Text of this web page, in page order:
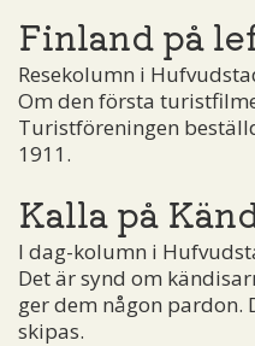
Finland på
Resekolumn i
Om den första
Turistföreningen
1911.
Kalla på
I dag-kolumn i
Det är synd om
ger dem någon pardon.
skipas.